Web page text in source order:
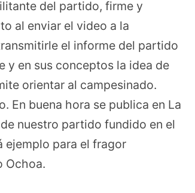
del partido, firme y
al enviar el video a la
el informe del partido
y en sus conceptos la idea de
orientar al campesinado.
En buena hora se publica en La
nuestro partido fundido en el
ejemplo para el fragor
Ochoa.